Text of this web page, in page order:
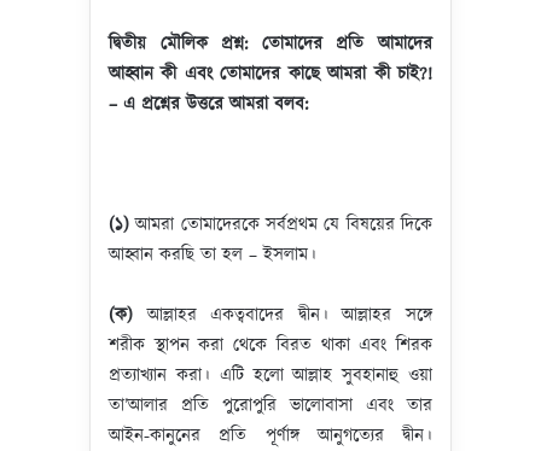
দ্বিতীয় মৌলিক প্রশ্ন: তোমাদের প্রতি আমাদের
আহ্বান কী এবং তোমাদের কাছে আমরা কী চাই?!
– এ প্রশ্নের উত্তরে আমরা বলব:
(১)আমরা তোমাদেরকে সর্বপ্রথম যে বিষয়ের দিকে
আহ্বান করছি তা হল – ইসলাম।
(ক) আল্লাহর একত্ববাদের দ্বীন। আল্লাহর সঙ্গে
শরীক স্থাপন করা থেকে বিরত থাকা এবং শিরক
প্রত্যাখ্যান করা। এটি হলো আল্লাহ সুবহানাহু ওয়া
তা’আলার প্রতি পুরোপুরি ভালোবাসা এবং তার
আইন-কানুনের প্রতি পূর্ণাঙ্গ আনুগত্যের দ্বীন।